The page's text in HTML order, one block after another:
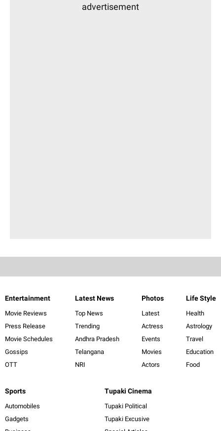
advertisement
Entertainment
Movie Reviews
Press Release
Movie Schedules
Gossips
OTT
Latest News
Top News
Trending
Andhra Pradesh
Telangana
NRI
Photos
Latest
Actress
Events
Movies
Actors
Life Style
Health
Astrology
Travel
Education
Food
Sports
Automobiles
Gadgets
Tupaki Cinema
Tupaki Political
Tupaki Excusive